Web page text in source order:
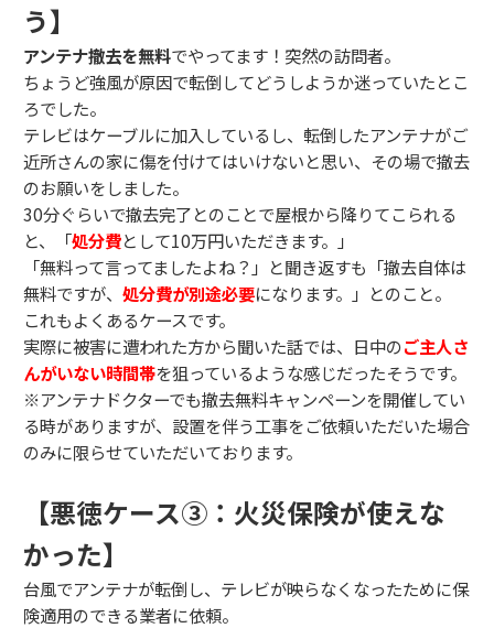
う】
アンテナ撤去を無料でやってます！突然の訪問者。
ちょうど強風が原因で転倒してどうしようか迷っていたとこ
ろでした。
テレビはケーブルに加入しているし、転倒したアンテナがご
近所さんの家に傷を付けてはいけないと思い、その場で撤去
のお願いをしました。
30分ぐらいで撤去完了とのことで屋根から降りてこられる
と、「処分費として10万円いただきます。」
「無料って言ってましたよね？」と聞き返すも「撤去自体は
無料ですが、 処分費が別途必要になります。」とのこと。
これもよくあるケースです。
実際に被害に遭われた方から聞いた話では、日中のご主人さ
んがいない時間帯を狙っているような感じだったそうです。
※アンテナドクターでも撤去無料キャンペーンを開催してい
る時がありますが、設置を伴う工事をご依頼いただいた場合
のみに限らせていただいております。
【悪徳ケース③：火災保険が使えな
かった】
台風でアンテナが転倒し、テレビが映らなくなったために保
険適用のできる業者に依頼。